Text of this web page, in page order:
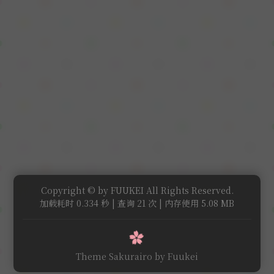
Copyright © by FUUKEI All Rights Reserved.
加载耗时 0.334 秒 | 查询 21 次 | 内存使用 5.08 MB
Theme Sakurairo by Fuukei